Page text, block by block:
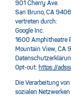
901 Cherry Ave.
San Bruno, CA
vertreten durch:
Google Inc.
1600 Amphitheatre
Mountain View, CA
Opt-out: https://
Die Verarbeitung
sozialen